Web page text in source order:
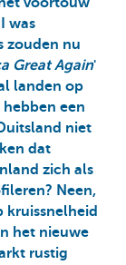
was
zouden nu
Great Again'
landen op
een
niet
dat
zich als
Neen,
kruissnelheid
het nieuwe
rustig